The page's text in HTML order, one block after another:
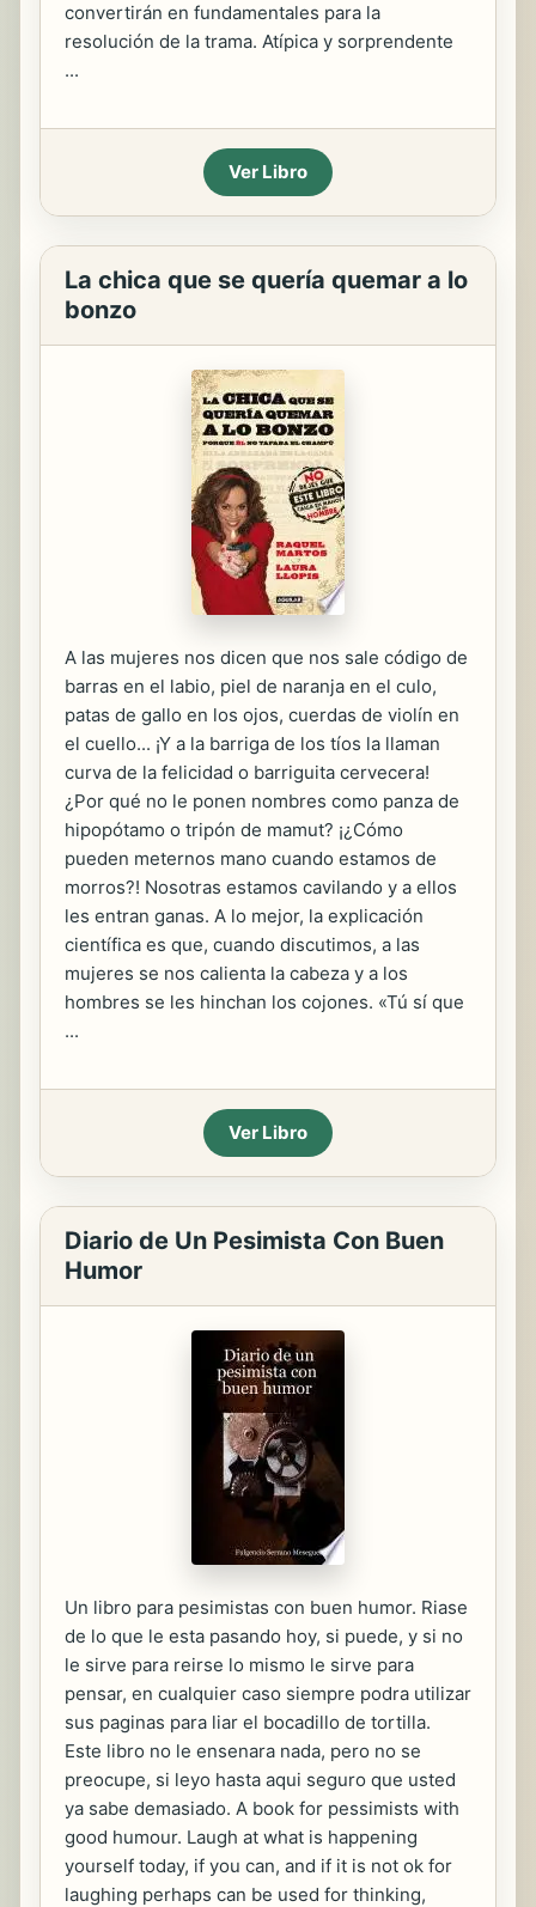
convertirán en fundamentales para la
resolución de la trama. Atípica y sorprendente
...
Ver Libro
La chica que se quería quemar a lo
bonzo
A las mujeres nos dicen que nos sale código de
barras en el labio, piel de naranja en el culo,
patas de gallo en los ojos, cuerdas de violín en
el cuello... ¡Y a la barriga de los tíos la llaman
curva de la felicidad o barriguita cervecera!
¿Por qué no le ponen nombres como panza de
hipopótamo o tripón de mamut? ¡¿Cómo
pueden meternos mano cuando estamos de
morros?! Nosotras estamos cavilando y a ellos
les entran ganas. A lo mejor, la explicación
científica es que, cuando discutimos, a las
mujeres se nos calienta la cabeza y a los
hombres se les hinchan los cojones. «Tú sí que
...
Ver Libro
Diario de Un Pesimista Con Buen
Humor
Un libro para pesimistas con buen humor. Riase
de lo que le esta pasando hoy, si puede, y si no
le sirve para reirse lo mismo le sirve para
pensar, en cualquier caso siempre podra utilizar
sus paginas para liar el bocadillo de tortilla.
Este libro no le ensenara nada, pero no se
preocupe, si leyo hasta aqui seguro que usted
ya sabe demasiado. A book for pessimists with
good humour. Laugh at what is happening
yourself today, if you can, and if it is not ok for
laughing perhaps can be used for thinking,